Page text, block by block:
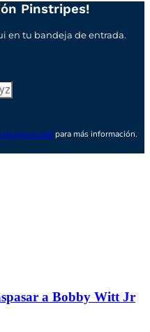
Pinstripes!
en tu bandeja de entrada.
de privacidad para más información.
a Bobby Witt Jr